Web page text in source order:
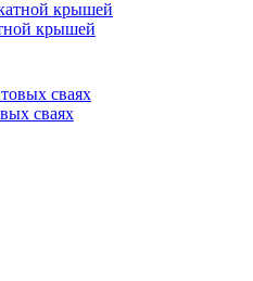
крышей
сваях